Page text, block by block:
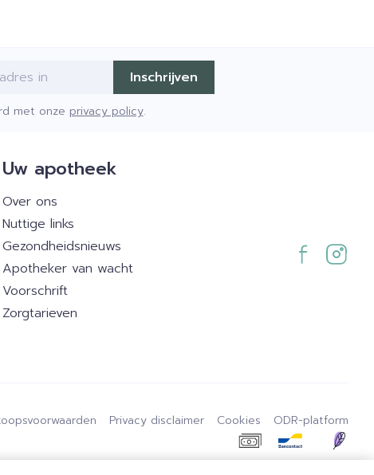
Inschrijven
met onze privacy policy.
Uw apotheek
Over ons
Nuttige links
Gezondheidsnieuws
Apotheker van wacht
Voorschrift
Zorgtarieven
Privacy disclaimer Cookies ODR-platform